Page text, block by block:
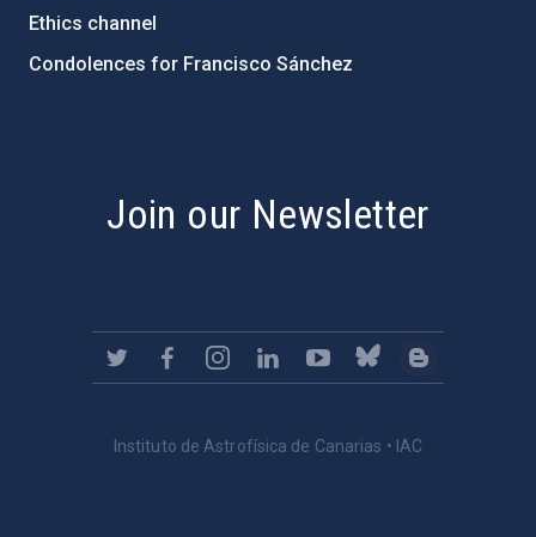
Ethics channel
Condolences for Francisco Sánchez
Join our Newsletter
Instituto de Astrofísica de Canarias • IAC